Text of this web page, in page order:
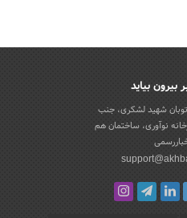
بیرون بیاید
شهید لشکری، جنب
نوآوری، ساختمان هم